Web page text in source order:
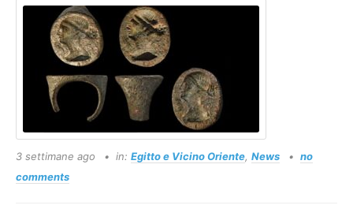
3 settimane ago in: Egitto e Vicino Oriente, News
no
comments